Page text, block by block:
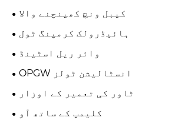
کیبل ونچ کھینچنے والا
ہائیڈرولک کرمپنگ ٹول
وائر ریل اسٹینڈ
OPGW انسٹالیشن ٹولز
ٹاور کی تعمیر کے اوزار
کلیمپ کے ساتھ آو